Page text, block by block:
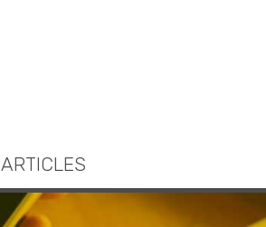
ARTICLES